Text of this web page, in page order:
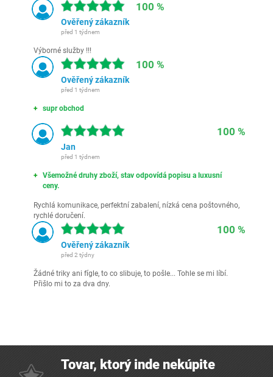
100 %
Ověřený zákazník
před 1 týdnem
Výborné služby !!!
100 %
Ověřený zákazník
před 1 týdnem
supr obchod
100 %
Jan
před 1 týdnem
Všemožné druhy zboží, stav odpovídá popisu a luxusní
ceny.
Rychlá komunikace, perfektní zabalení, nízká cena poštovného,
rychlé doručení.
100 %
Ověřený zákazník
před 2 týdny
Žádné triky ani fígle, to co slibuje, to pošle... Tohle se mi líbí.
Přišlo mi to za dva dny.
Tovar, ktorý inde nekúpite